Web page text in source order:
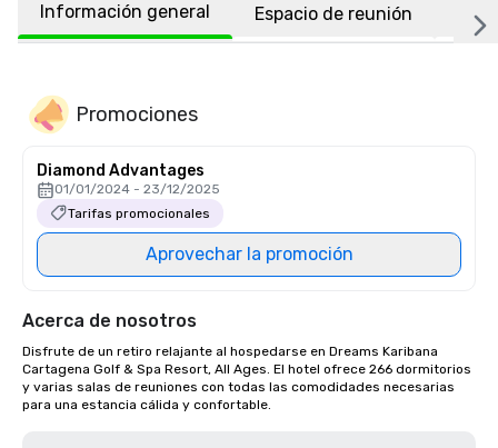
Información general Espacio de reunión
Promociones
Diamond Advantages
01/01/2024 - 23/12/2025
Tarifas promocionales
Aprovechar la promoción
Acerca de nosotros
Disfrute de un retiro relajante al hospedarse en Dreams Karibana
Cartagena Golf & Spa Resort, All Ages. El hotel ofrece 266 dormitorios
y varias salas de reuniones con todas las comodidades necesarias
para una estancia cálida y confortable.